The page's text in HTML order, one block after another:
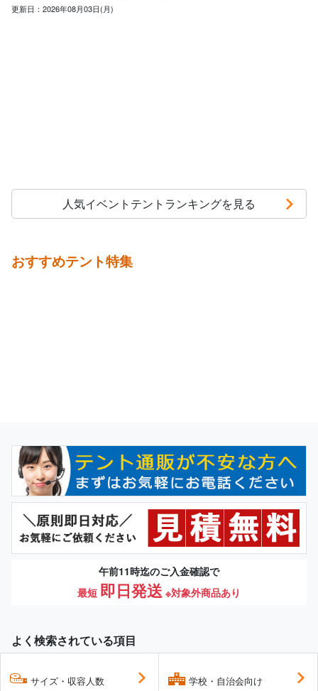
更新日：2026年08月03日(月)
人気イベントテントランキングを見る
おすすめテント特集
午前11時迄のご入金確認で
最短 即日発送 ※対象外商品あり
よく検索されている項目
サイズ・収容人数 学校・自治会向け